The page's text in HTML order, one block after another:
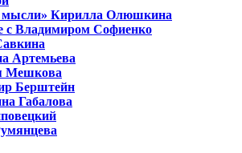
мысли» Кирилла Олюшкина
с Владимиром Софиенко
Артемьева
Мешкова
Берштейн
Габалова